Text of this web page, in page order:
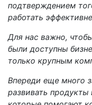
подтверждением
работать
Для нас важно,
были доступны
только крупным
Впереди еще много
развивать продукты